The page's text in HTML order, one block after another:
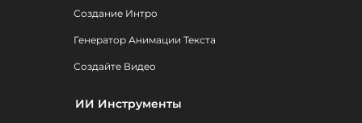
Создание Интро
Генератор Анимации Текста
Создайте Видео
ИИ Инструменты